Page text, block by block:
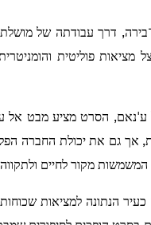
דרך עבודתה של
מציאות פוליטית
הסרט מציע מבט אל
אך גם את יכולת החברה
מקור לחיים
הנתונה למציאות